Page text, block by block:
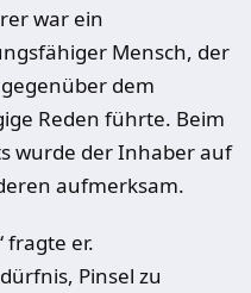
war ein
Mensch, der
dem
Reden führte. Beim
wurde der Inhaber auf
aufmerksam.
fragte er.
Pinsel zu